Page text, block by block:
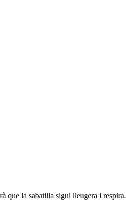
que la sabatilla sigui lleugera i respira.